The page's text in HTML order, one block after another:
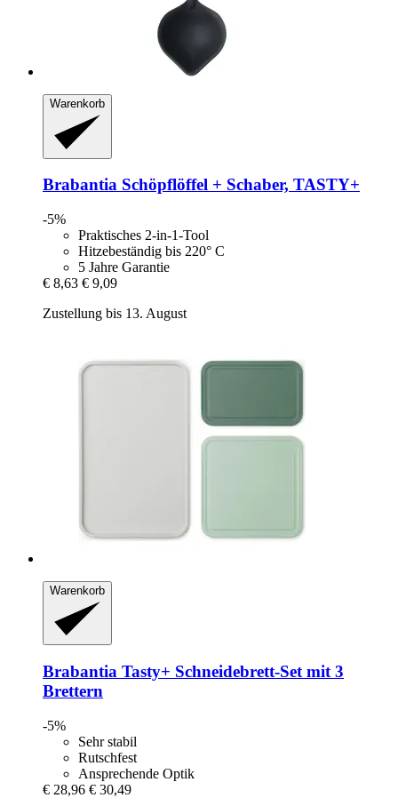
Warenkorb
Brabantia Schöpflöffel + Schaber, TASTY+
-5%
Praktisches 2-in-1-Tool
Hitzebeständig bis 220° C
5 Jahre Garantie
€ 8,63 € 9,09
Zustellung bis 13. August
Warenkorb
Brabantia Tasty+ Schneidebrett-​Set mit 3
Brettern
-5%
Sehr stabil
Rutschfest
Ansprechende Optik
€ 28,96 € 30,49